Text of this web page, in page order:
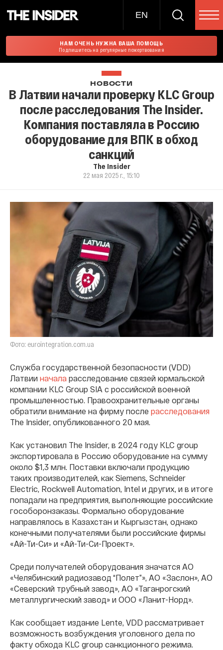
EN
НАМ ОЧЕНЬ НУЖНА ВАША ПОМОЩЬ
Подпишитесь на регулярные пожертвования
НОВОСТИ
В Латвии начали проверку KLC Group
после расследования The Insider.
Компания поставляла в Россию
оборудование для ВПК в обход
санкций
The Insider
22 мая 2025 г., 15:10
Фото: eurointegration.com.ua
Служба государственной безопасности (VDD)
Латвии начала расследование связей юрмальской
компании KLC Group SIA с российской военной
промышленностью. Правоохранительные органы
обратили внимание на фирму после расследования
The Insider, опубликованного 20 мая.
Как установил The Insider, в 2024 году KLC group
экспортировала в Россию оборудование на сумму
около $1,3 млн. Поставки включали продукцию
таких производителей, как Siemens, Schneider
Electric, Rockwell Automation, Intel и других, и в итоге
попадали на предприятия, выполняющие российские
гособоронзаказы. Формально оборудование
направлялось в Казахстан и Кыргызстан, однако
конечными получателями были российские фирмы
«Ай-Ти-Си» и «Ай-Ти-Си-Проект».
Среди получателей оборудования значатся АО
«Челябинский радиозавод “Полет”», АО «Заслон», АО
«Северский трубный завод», АО «Таганрогский
металлургический завод» и ООО «Ланит-Норд».
Как сообщает издание Lente, VDD рассматривает
возможность возбуждения уголовного дела по
факту обхода KLC group санкционного режима.